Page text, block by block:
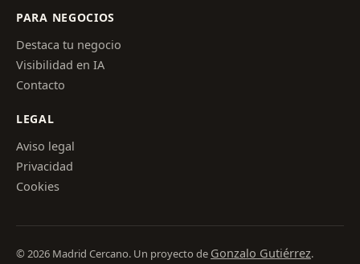
PARA NEGOCIOS
Destaca tu negocio
Visibilidad en IA
Contacto
LEGAL
Aviso legal
Privacidad
Cookies
© 2026 Madrid Cercano. Un proyecto de Gonzalo Gutiérrez.